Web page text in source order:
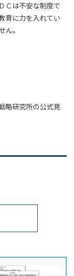
Ｃは不安な制度で
育に力を入れてい
ん。
略研究所の公式見